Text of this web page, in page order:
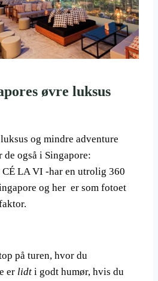
øvre luksus
og mindre adventure
også i Singapore:
LA VI -har en utrolig 360
og her er som fotoet
på turen, hvor du
er lidt i godt humør, hvis du